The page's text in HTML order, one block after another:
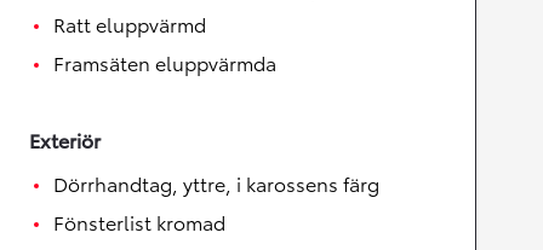
Ratt eluppvärmd
Framsäten eluppvärmda
Exteriör
Dörrhandtag, yttre, i karossens färg
Fönsterlist kromad